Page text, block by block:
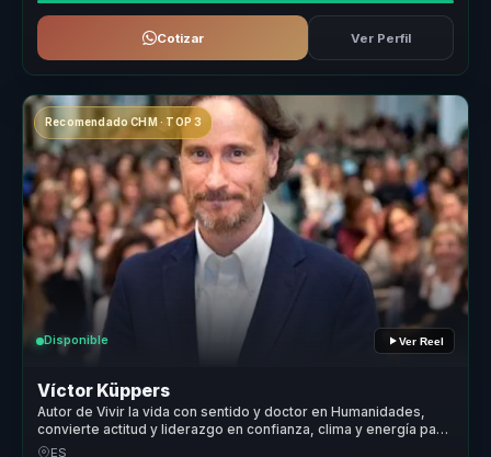
Cotizar Ver Perfil
Recomendado CHM · TOP 3
Disponible Ver Reel
Víctor Küppers
Autor de Vivir la vida con sentido y doctor en Humanidades,
convierte actitud y liderazgo en confianza, clima y energía para
equipos.
ES